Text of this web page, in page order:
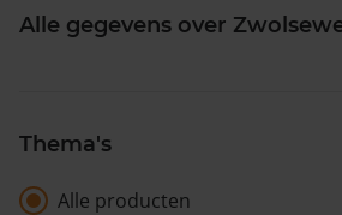
Alle gegevens over
Thema's
Alle producten